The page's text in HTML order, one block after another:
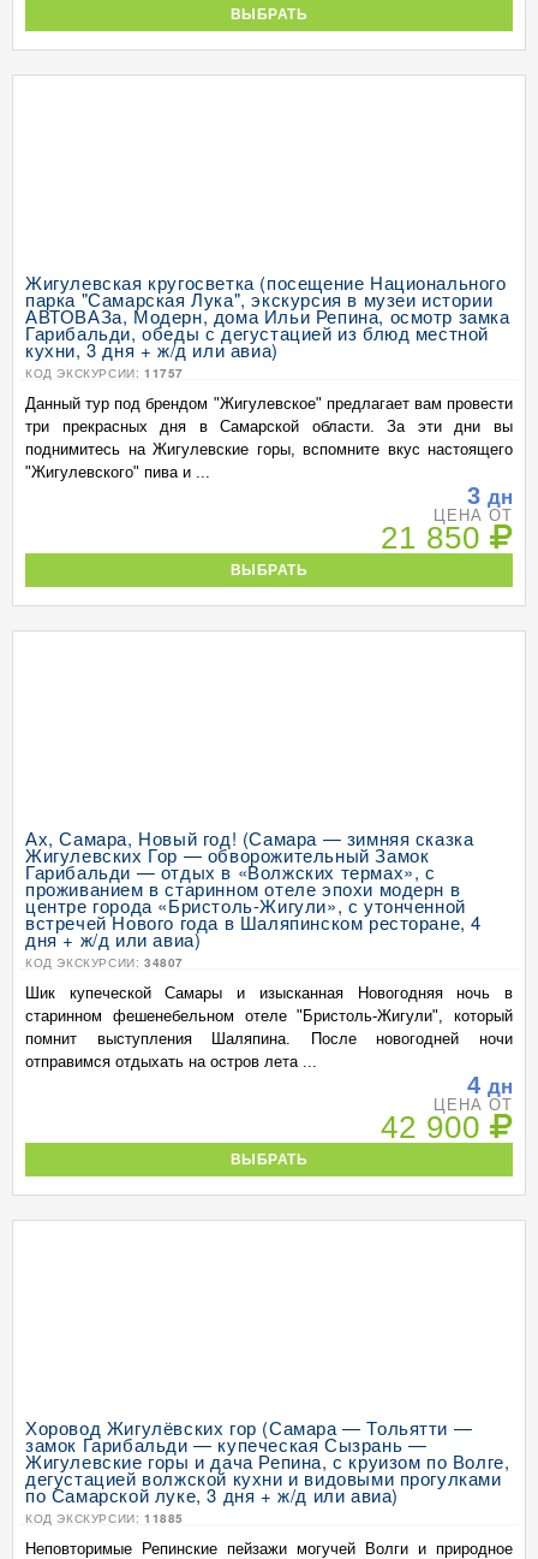
ВЫБРАТЬ
Жигулевская кругосветка (посещение Национального
парка "Самарская Лука", экскурсия в музеи истории
АВТОВАЗа, Модерн, дома Ильи Репина, осмотр замка
Гарибальди, обеды с дегустацией из блюд местной
кухни, 3 дня + ж/д или авиа)
КОД ЭКСКУРСИИ: 11757
Данный тур под брендом "Жигулевское" предлагает вам провести
три прекрасных дня в Самарской области. За эти дни вы
поднимитесь на Жигулевские горы, вспомните вкус настоящего
"Жигулевского" пива и ...
3 дн
ЦЕНА ОТ
21 850
ВЫБРАТЬ
Ах, Самара, Новый год! (Самара — зимняя сказка
Жигулевских Гор — обворожительный Замок
Гарибальди — отдых в «Волжских термах», с
проживанием в старинном отеле эпохи модерн в
центре города «Бристоль-Жигули», с утонченной
встречей Нового года в Шаляпинском ресторане, 4
дня + ж/д или авиа)
КОД ЭКСКУРСИИ: 34807
Шик купеческой Самары и изысканная Новогодняя ночь в
старинном фешенебельном отеле "Бристоль-Жигули", который
помнит выступления Шаляпина. После новогодней ночи
отправимся отдыхать на остров лета ...
4 дн
ЦЕНА ОТ
42 900
ВЫБРАТЬ
Хоровод Жигулёвских гор (Самара — Тольятти —
замок Гарибальди — купеческая Сызрань —
Жигулевские горы и дача Репина, с круизом по Волге,
дегустацией волжской кухни и видовыми прогулками
по Самарской луке, 3 дня + ж/д или авиа)
КОД ЭКСКУРСИИ: 11885
Неповторимые Репинские пейзажи могучей Волги и природное